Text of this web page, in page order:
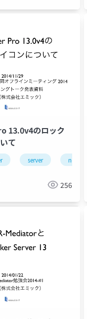
13.0v4のロック
て
server network
256